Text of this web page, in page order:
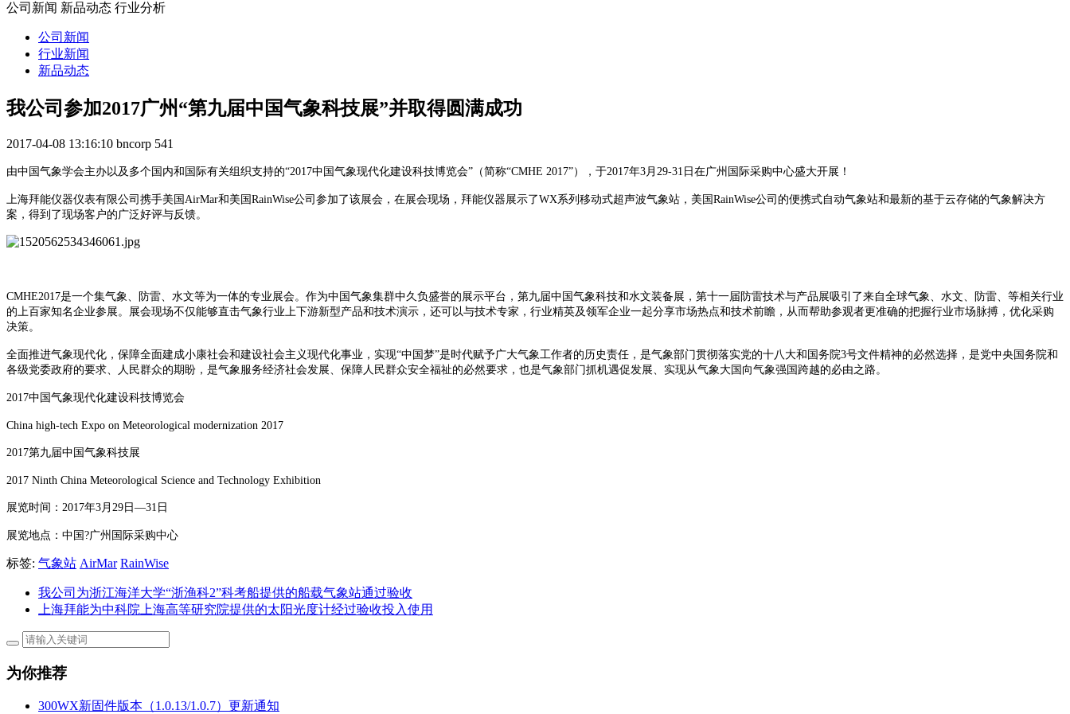
公司新闻 新品动态 行业分析
公司新闻
行业新闻
新品动态
我公司参加2017广州“第九届中国气象科技展”并取得圆满成功
2017-04-08 13:16:10 bncorp 541
由中国气象学会主办以及多个国内和国际有关组织支持的“2017中国气象现代化建设科技博览会”（简称“CMHE 2017”），于2017年3月29-31日在广州国际采购中心盛大开展！
上海拜能仪器仪表有限公司携手美国AirMar和美国RainWise公司参加了该展会，在展会现场，拜能仪器展示了WX系列移动式超声波气象站，美国RainWise公司的便携式自动气象站和最新的基于云存储的气象解决方
案，得到了现场客户的广泛好评与反馈。
CMHE2017是一个集气象、防雷、水文等为一体的专业展会。作为中国气象集群中久负盛誉的展示平台，第九届中国气象科技和水文装备展，第十一届防雷技术与产品展吸引了来自全球气象、水文、防雷、等相关行业
的上百家知名企业参展。展会现场不仅能够直击气象行业上下游新型产品和技术演示，还可以与技术专家，行业精英及领军企业一起分享市场热点和技术前瞻，从而帮助参观者更准确的把握行业市场脉搏，优化采购
决策。
全面推进气象现代化，保障全面建成小康社会和建设社会主义现代化事业，实现“中国梦”是时代赋予广大气象工作者的历史责任，是气象部门贯彻落实党的十八大和国务院3号文件精神的必然选择，是党中央国务院和
各级党委政府的要求、人民群众的期盼，是气象服务经济社会发展、保障人民群众安全福祉的必然要求，也是气象部门抓机遇促发展、实现从气象大国向气象强国跨越的必由之路。
2017中国气象现代化建设科技博览会
China high-tech Expo on Meteorological modernization 2017
2017第九届中国气象科技展
2017 Ninth China Meteorological Science and Technology Exhibition
展览时间：2017年3月29日―31日
展览地点：中国?广州国际采购中心
标签: 气象站 AirMar RainWise
我公司为浙江海洋大学“浙渔科2”科考船提供的船载气象站通过验收
上海拜能为中科院上海高等研究院提供的太阳光度计经过验收投入使用
为你推荐
300WX新固件版本（1.0.13/1.0.7）更新通知